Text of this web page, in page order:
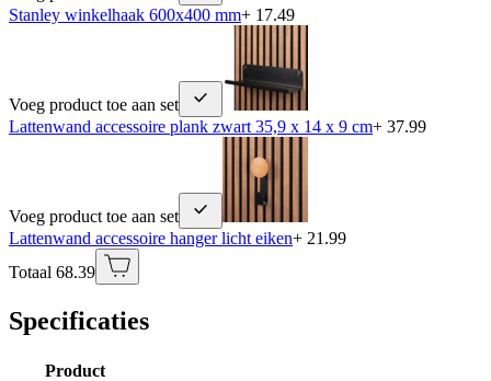
Stanley winkelhaak 600x400 mm+ 17.49
Voeg product toe aan set
Lattenwand accessoire plank zwart 35,9 x 14 x 9 cm+ 37.99
Voeg product toe aan set
Lattenwand accessoire hanger licht eiken+ 21.99
Totaal 68.39
Specificaties
Product